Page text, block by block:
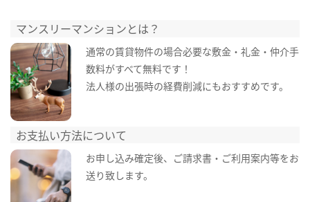
マンスリーマンションとは？
通常の賃貸物件の場合必要な敷金・礼金・仲介手
数料がすべて無料です！
法人様の出張時の経費削減にもおすすめです。
お支払い方法について
お申し込み確定後、ご請求書・ご利用案内等をお
送り致します。